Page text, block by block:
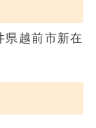
県越前市新在